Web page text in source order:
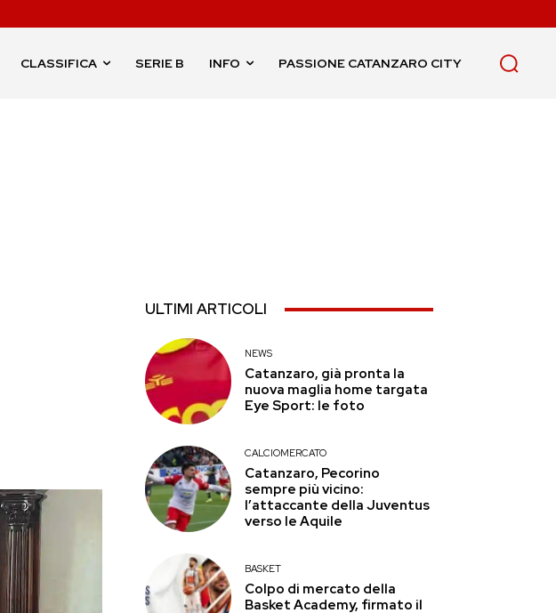
CLASSIFICA SERIE B INFO PASSIONE CATANZARO CITY
ULTIMI ARTICOLI
NEWS
Catanzaro, già pronta la
nuova maglia home targata
Eye Sport: le foto
CALCIOMERCATO
Catanzaro, Pecorino
sempre più vicino:
l’attaccante della Juventus
verso le Aquile
BASKET
Colpo di mercato della
Basket Academy, firmato il